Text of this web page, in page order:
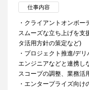
仕事内容
・クライアントオンボー
スムーズな立ち上げを支
タ活用方針の策定など)
・プロジェクト推進/デ
エンジニアなどと連携し
スコープの調整、業務活
・エンタープライズ向け